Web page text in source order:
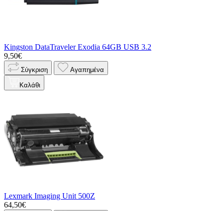
Kingston DataTraveler Exodia 64GB USB 3.2
9,50€
Σύγκριση Αγαπημένα
Καλάθι
Lexmark Imaging Unit 500Z
64,50€